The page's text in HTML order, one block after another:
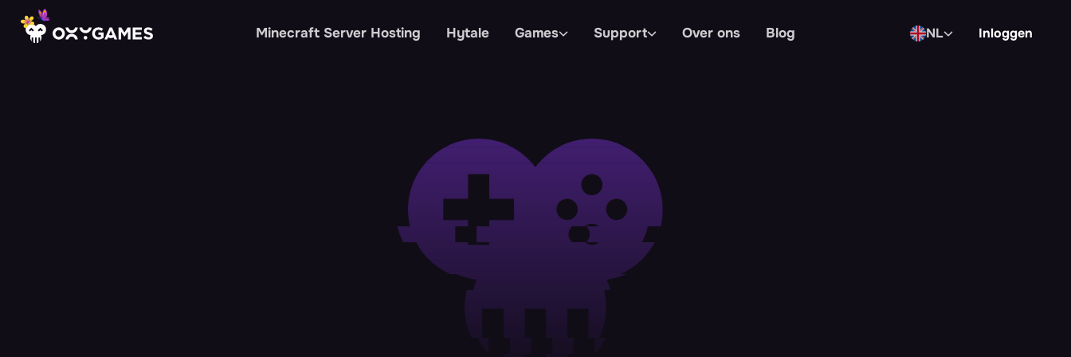
Oxy.Games NL Inloggen
Minecraft Server Hosting Hytale Games Support Over ons Blog